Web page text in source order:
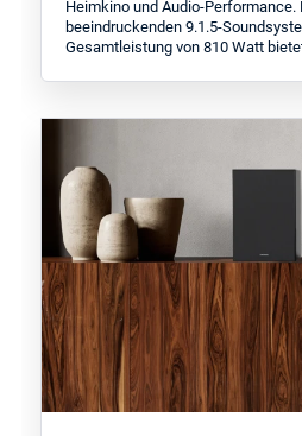
Heimkino und Audio-Performance.
beeindruckenden 9.1.5-
Gesamtleistung von 810 Watt